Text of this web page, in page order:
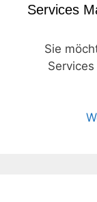
Services
Sie